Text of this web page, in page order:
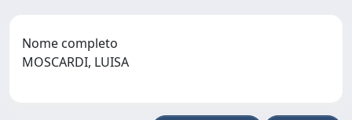
Nome completo
MOSCARDI, LUISA